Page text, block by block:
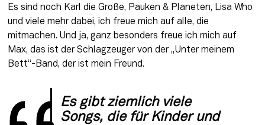
Es sind noch Karl die Große, Pauken & Planeten, Lisa Who
und viele mehr dabei, ich freue mich auf alle, die
mitmachen. Und ja, ganz besonders freue ich mich auf
Max, das ist der Schlagzeuger von der „Unter meinem
Bett“-Band, der ist mein Freund.
Es gibt ziemlich viele
Songs, die für Kinder und